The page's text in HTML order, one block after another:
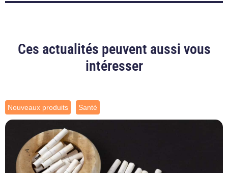
Ces actualités peuvent aussi vous
intéresser
Nouveaux produits Santé